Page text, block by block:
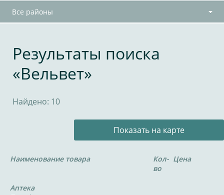
Все районы
Результаты поиска
«Вельвет»
Найдено: 10
Показать на карте
Наименование товара
Кол-
во
Цена
Аптека